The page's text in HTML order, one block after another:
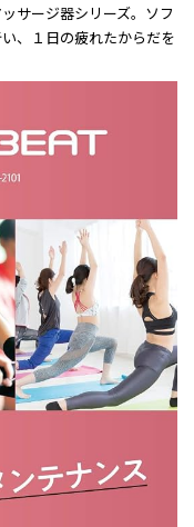
サージ器シリーズ。ソフ
、１日の疲れたからだを